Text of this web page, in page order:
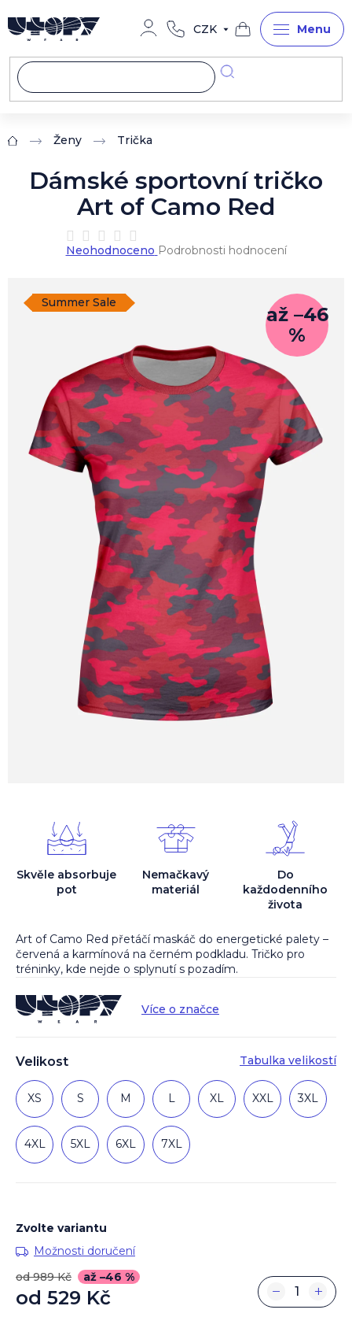
na
obsah
CZK
Nákupní
košík
Domů Ženy Trička
Dámské sportovní tričko
Art of Camo Red
Průměrné
hodnocení
0,0
Neohodnoceno Podrobnosti hodnocení
až –46
%
Summer Sale
Velikost Tabulka velikostí
XS S M L XL XXL 3XL
4XL 5XL 6XL 7XL
Art of Camo Red přetáčí maskáč do energetické palety –
červená a karmínová na černém podkladu. Tričko pro
tréninky, kde nejde o splynutí s pozadím.
Více o značce
Skvěle absorbuje
pot
Nemačkavý
materiál
Do
každodenního
života
Zvolte variantu
Možnosti doručení
od 989 Kč
až –46 %
od 529 Kč +
−